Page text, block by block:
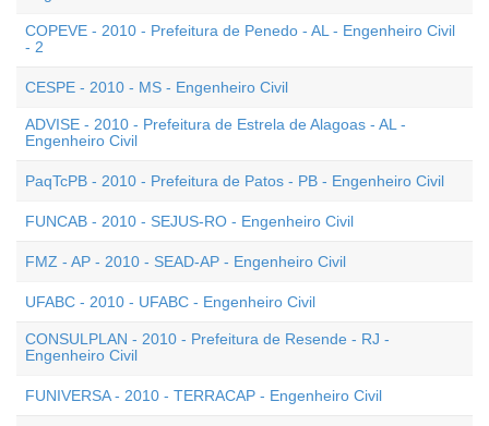
COPEVE - 2010 - Prefeitura de Penedo - AL - Engenheiro Civil
- 2
CESPE - 2010 - MS - Engenheiro Civil
ADVISE - 2010 - Prefeitura de Estrela de Alagoas - AL -
Engenheiro Civil
PaqTcPB - 2010 - Prefeitura de Patos - PB - Engenheiro Civil
FUNCAB - 2010 - SEJUS-RO - Engenheiro Civil
FMZ - AP - 2010 - SEAD-AP - Engenheiro Civil
UFABC - 2010 - UFABC - Engenheiro Civil
CONSULPLAN - 2010 - Prefeitura de Resende - RJ -
Engenheiro Civil
FUNIVERSA - 2010 - TERRACAP - Engenheiro Civil